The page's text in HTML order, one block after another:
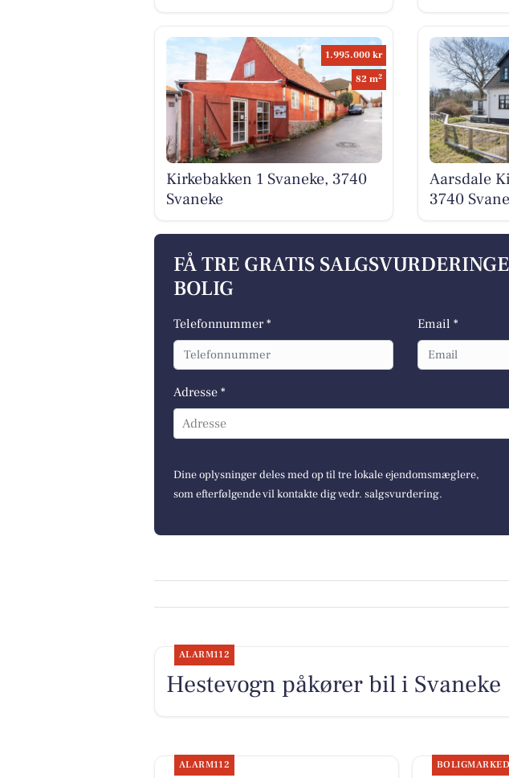
1.995.000 kr
82 m2
Kirkebakken 1 Svaneke, 3740
Svaneke
Aarsdale
3740
FÅ TRE GRATIS
BOLIG
Telefonnummer * Email *
Adresse *
Adresse
Dine oplysninger deles med op til tre lokale ejendomsmæglere,
som efterfølgende vil kontakte dig vedr. salgsvurdering.
ALARM112
Hestevogn påkører bil i Svaneke
ALARM112 BOLIGMARKED